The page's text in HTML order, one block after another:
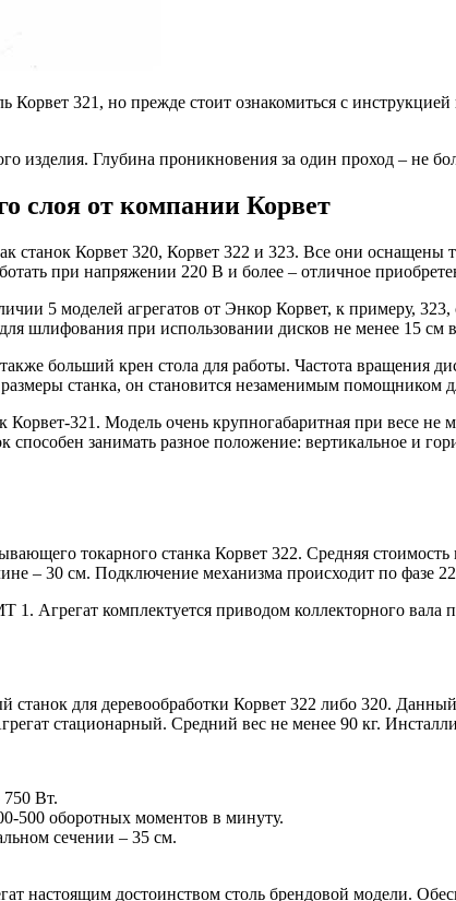
321, но прежде стоит ознакомиться с инструкцией
изделия. Глубина проникновения за один проход – не
слоя от компании Корвет
станок Корвет 320, Корвет 322 и 323. Все они
при напряжении 220 В и более – отличное
5 моделей агрегатов от Энкор Корвет, к примеру,
шлифования при использовании дисков не менее 15 см
больший крен стола для работы. Частота вращения
станка, он становится незаменимым помощником
321. Модель очень крупногабаритная при весе
занимать разное положение: вертикальное и
токарного станка Корвет 322. Средняя
– 30 см. Подключение механизма происходит по фазе
1. Агрегат комплектуется приводом коллекторного
для деревообработки Корвет 322 либо 320.
стационарный. Средний вес не менее 90 кг.
Вт.
500 оборотных моментов в минуту.
сечении – 35 см.
настоящим достоинством столь брендовой модели.